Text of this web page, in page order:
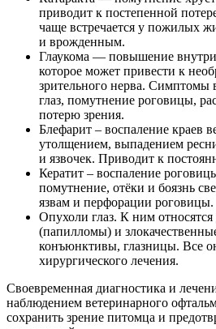
приводит к постепенной
чаще встречается у пожилых
и врожденным.
Глаукома — повышение
которое может привести к
зрительного нерва. Симптомы
глаз, помутнение роговицы,
потерю зрения.
Блефарит – воспаление краев
утолщением, выпадением
и язвочек. Приводит к
Кератит – воспаление
помутнение, отёки и боязнь
язвам и перфорации роговицы.
Опухоли глаз. К ним относятся
(папилломы) и
конъюнктивы, глазницы. Все
хирургического лечения.
Своевременная диагностика и
наблюдением ветеринарного
сохранить зрение питомца и